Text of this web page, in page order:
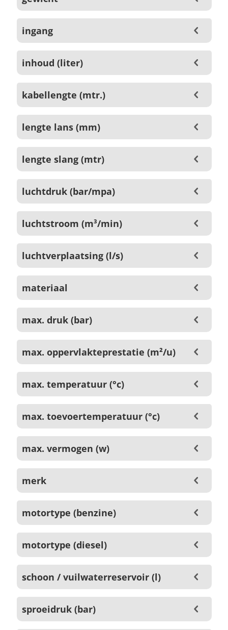
ingang
inhoud (liter)
kabellengte (mtr.)
lengte lans (mm)
lengte slang (mtr)
luchtdruk (bar/mpa)
luchtstroom (m³/min)
luchtverplaatsing (l/s)
materiaal
max. druk (bar)
max. oppervlakteprestatie (m²/u)
max. temperatuur (°c)
max. toevoertemperatuur (°c)
max. vermogen (w)
merk
motortype (benzine)
motortype (diesel)
schoon / vuilwaterreservoir (l)
sproeidruk (bar)